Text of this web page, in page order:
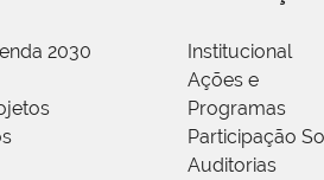
2030
Institucional
Ações e
Programas
Participação
Auditorias